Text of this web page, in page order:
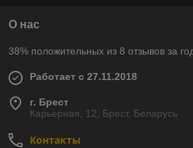
О нас
38% положительных из 8 отзывов за
Работает с 27.11.2018
г. Брест
Карьерная, 12, Брест, Беларусь
Контакты